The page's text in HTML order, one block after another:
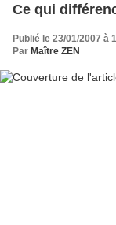
Ce qui
Publié le 23/01/2007 à
Par Maître ZEN